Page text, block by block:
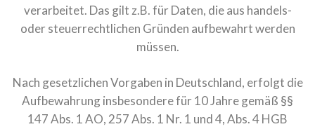
verarbeitet. Das gilt z.B. für Daten, die aus handels-
oder steuerrechtlichen Gründen aufbewahrt werden
müssen.
Nach gesetzlichen Vorgaben in Deutschland, erfolgt die
Aufbewahrung insbesondere für 10 Jahre gemäß §§
147 Abs. 1 AO, 257 Abs. 1 Nr. 1 und 4, Abs. 4 HGB